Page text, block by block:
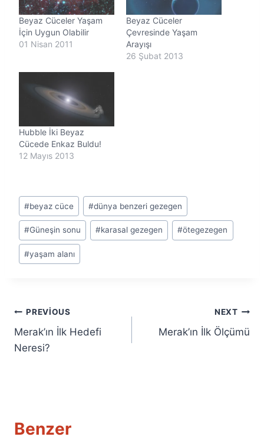
.
.
Beyaz Cüceler Yaşam
İçin Uygun Olabilir
01 Nisan 2011
Beyaz Cüceler
Çevresinde Yaşam
Arayışı
26 Şubat 2013
Hubble İki Beyaz
Cücede Enkaz Buldu!
12 Mayıs 2013
Post
Tags:
#beyaz cüce #dünya benzeri gezegen
#Güneşin sonu #karasal gezegen #ötegezegen
#yaşam alanı
Yazı
gezinmesi
PREVIOUS
Merak’ın İlk Hedefi
Neresi?
NEXT
Merak’ın İlk Ölçümü
Benzer